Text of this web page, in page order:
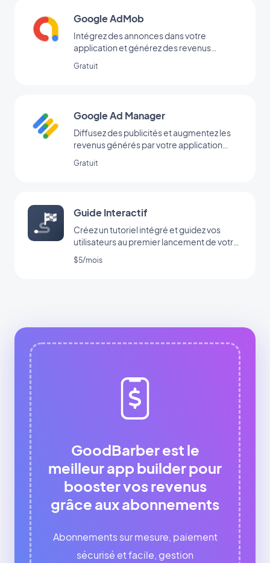
Google AdMob
Intégrez des annonces dans votre
application et générez des revenus
Gratuit
Google Ad Manager
Diffusez des publicités et augmentez les
revenus générés par votre application
Gratuit
Guide Interactif
Créez un tutoriel intégré et guidez vos
utilisateurs au premier lancement de votre
app
$5/mois
GoodBarber est le
meilleur app builder pour
booster vos revenus
grâce aux abonnements
Abonnements sur mesure, paiement
sécurisé et facile, gestion